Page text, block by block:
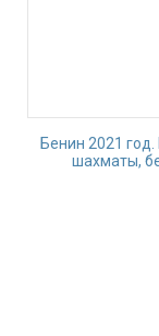
Бенин 2021
шахматы,